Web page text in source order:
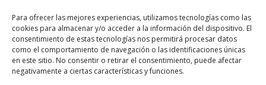
Para ofrecer las mejores experiencias, utilizamos tecnologías como las
cookies para almacenar y/o acceder a la información del dispositivo. El
consentimiento de estas tecnologías nos permitirá procesar datos
como el comportamiento de navegación o las identificaciones únicas
en este sitio. No consentir o retirar el consentimiento, puede afectar
negativamente a ciertas características y funciones.
participa"
Aviso Legal
Política de Privacidad